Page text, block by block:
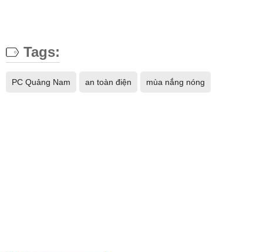
Tags:
PC Quảng Nam an toàn điện mùa nắng nóng